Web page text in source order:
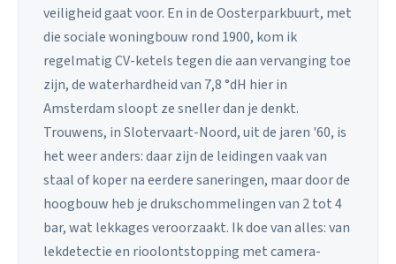
veiligheid gaat voor. En in de Oosterparkbuurt, met
die sociale woningbouw rond 1900, kom ik
regelmatig CV-ketels tegen die aan vervanging toe
zijn, de waterhardheid van 7,8 °dH hier in
Amsterdam sloopt ze sneller dan je denkt.
Trouwens, in Slotervaart-Noord, uit de jaren '60, is
het weer anders: daar zijn de leidingen vaak van
staal of koper na eerdere saneringen, maar door de
hoogbouw heb je drukschommelingen van 2 tot 4
bar, wat lekkages veroorzaakt. Ik doe van alles: van
lekdetectie en rioolontstopping met camera-